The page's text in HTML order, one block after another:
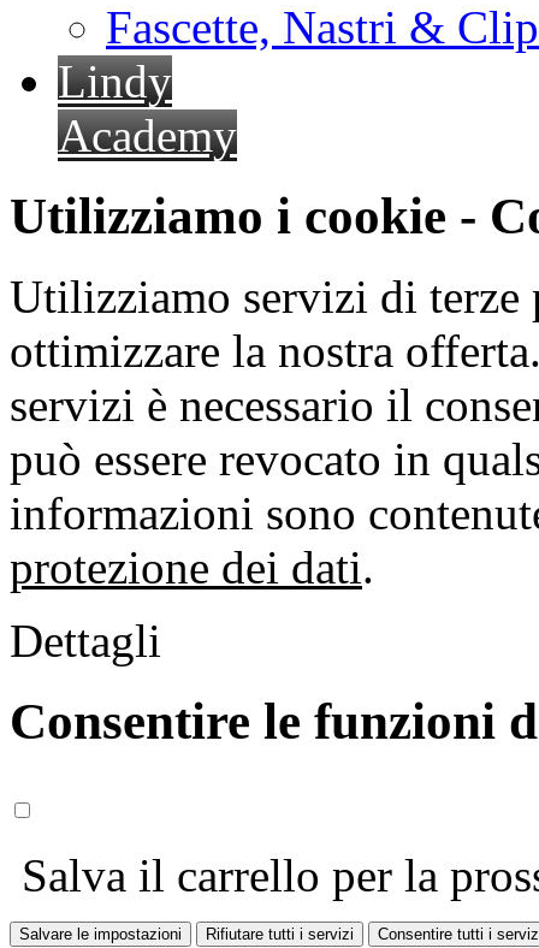
Fascette, Nastri &
Lindy
Academy
Utilizziamo i cookie -
Utilizziamo servizi di terze
ottimizzare la nostra
servizi è necessario il
può essere revocato in
informazioni sono
protezione dei dati.
Dettagli
Consentire le funzioni
Salva il carrello per la
Salvare le impostazioni Rifiutare tutti i servizi Consentire tutti i